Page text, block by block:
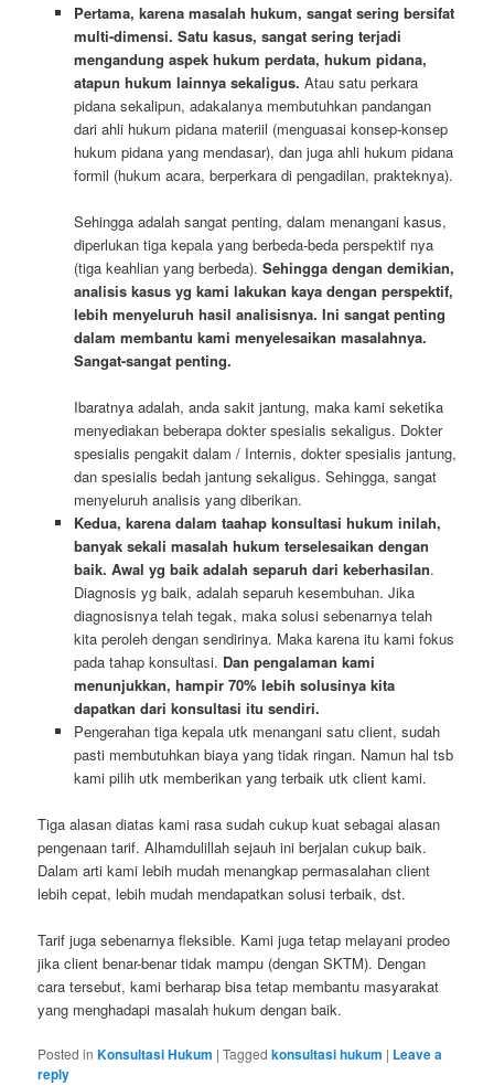
Pertama, karena masalah hukum, sangat sering bersifat
multi-dimensi. Satu kasus, sangat sering terjadi
mengandung aspek hukum perdata, hukum pidana,
atapun hukum lainnya sekaligus. Atau satu perkara
pidana sekalipun, adakalanya membutuhkan pandangan
dari ahli hukum pidana materiil (menguasai konsep-konsep
hukum pidana yang mendasar), dan juga ahli hukum pidana
formil (hukum acara, berperkara di pengadilan, prakteknya).
Sehingga adalah sangat penting, dalam menangani kasus,
diperlukan tiga kepala yang berbeda-beda perspektif nya
(tiga keahlian yang berbeda). Sehingga dengan demikian,
analisis kasus yg kami lakukan kaya dengan perspektif,
lebih menyeluruh hasil analisisnya. Ini sangat penting
dalam membantu kami menyelesaikan masalahnya.
Sangat-sangat penting.
Ibaratnya adalah, anda sakit jantung, maka kami seketika
menyediakan beberapa dokter spesialis sekaligus. Dokter
spesialis pengakit dalam / Internis, dokter spesialis jantung,
dan spesialis bedah jantung sekaligus. Sehingga, sangat
menyeluruh analisis yang diberikan.
Kedua, karena dalam taahap konsultasi hukum inilah,
banyak sekali masalah hukum terselesaikan dengan
baik. Awal yg baik adalah separuh dari keberhasilan.
Diagnosis yg baik, adalah separuh kesembuhan. Jika
diagnosisnya telah tegak, maka solusi sebenarnya telah
kita peroleh dengan sendirinya. Maka karena itu kami fokus
pada tahap konsultasi. Dan pengalaman kami
menunjukkan, hampir 70% lebih solusinya kita
dapatkan dari konsultasi itu sendiri.
Pengerahan tiga kepala utk menangani satu client, sudah
pasti membutuhkan biaya yang tidak ringan. Namun hal tsb
kami pilih utk memberikan yang terbaik utk client kami.
Tiga alasan diatas kami rasa sudah cukup kuat sebagai alasan
pengenaan tarif. Alhamdulillah sejauh ini berjalan cukup baik.
Dalam arti kami lebih mudah menangkap permasalahan client
lebih cepat, lebih mudah mendapatkan solusi terbaik, dst.
Tarif juga sebenarnya fleksible. Kami juga tetap melayani prodeo
jika client benar-benar tidak mampu (dengan SKTM). Dengan
cara tersebut, kami berharap bisa tetap membantu masyarakat
yang menghadapi masalah hukum dengan baik.
Posted in Konsultasi Hukum |Tagged konsultasi hukum | Leave a
reply